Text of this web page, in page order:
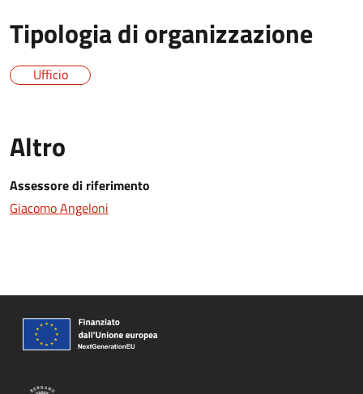
Tipologia di organizzazione
Ufficio
Altro
Assessore di riferimento
Giacomo Angeloni